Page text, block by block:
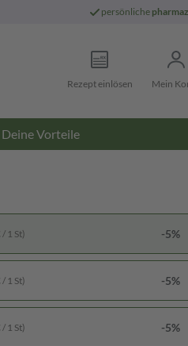
persönliche
Rezept einlösen Mein
Deine Vorteile
1 St) -5%
1 St) -5%
1 St) -5%